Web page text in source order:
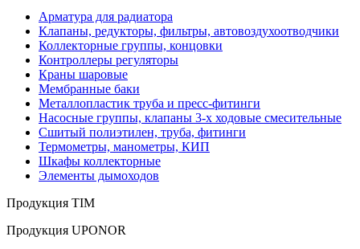
Арматура для радиатора
Клапаны, редукторы, фильтры, автовоздухоотводчики
Коллекторные группы, концовки
Контроллеры регуляторы
Краны шаровые
Мембранные баки
Металлопластик труба и пресс-фитинги
Насосные группы, клапаны 3-х ходовые смесительные
Сшитый полиэтилен, труба, фитинги
Термометры, манометры, КИП
Шкафы коллекторные
Элементы дымоходов
Продукция TIM
Продукция UPONOR